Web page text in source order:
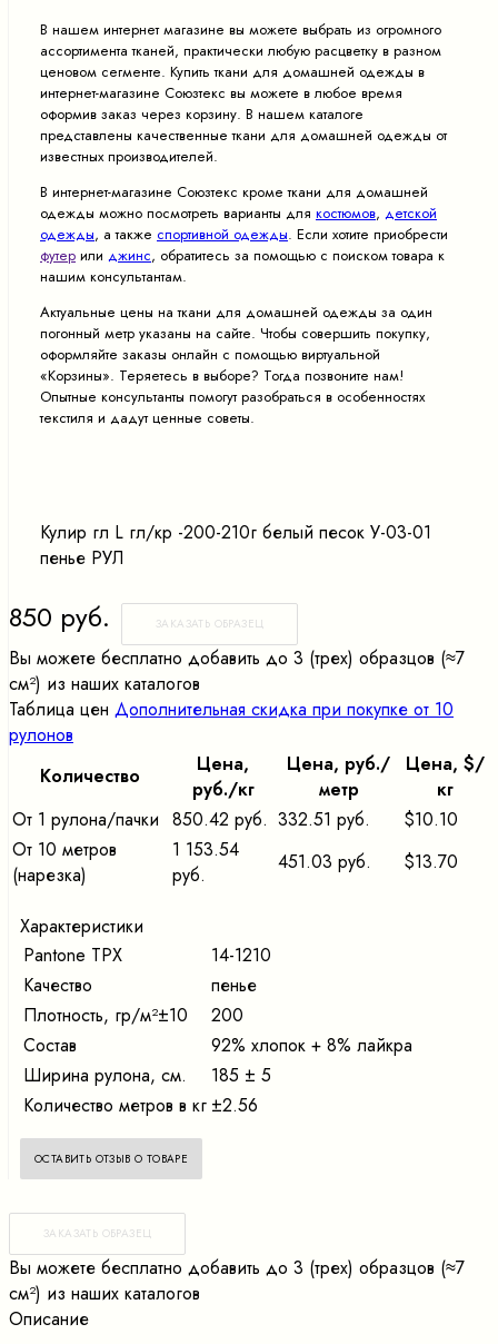
В нашем интернет магазине вы можете выбрать из огромного
ассортимента тканей, практически любую расцветку в разном
ценовом сегменте. Купить ткани для домашней одежды в
интернет-магазине Союзтекс вы можете в любое время
оформив заказ через корзину. В нашем каталоге
представлены качественные ткани для домашней одежды от
известных производителей.
В интернет-магазине Союзтекс кроме ткани для домашней
одежды можно посмотреть варианты для костюмов, детской
одежды, а также спортивной одежды. Если хотите приобрести
футер или джинс, обратитесь за помощью с поиском товара к
нашим консультантам.
Актуальные цены на ткани для домашней одежды за один
погонный метр указаны на сайте. Чтобы совершить покупку,
оформляйте заказы онлайн с помощью виртуальной
«Корзины». Теряетесь в выборе? Тогда позвоните нам!
Опытные консультанты помогут разобраться в особенностях
текстиля и дадут ценные советы.
Кулир гл L гл/кр -200-210г белый песок У-03-01
пенье РУЛ
850 руб. ЗАКАЗАТЬ ОБРАЗЕЦ
Вы можете бесплатно добавить до 3 (трех) образцов (≈7
cм²) из наших каталогов
Таблица цен Дополнительная скидка при покупке от 10
рулонов
Количество
Цена,
pуб./кг
Цена, pуб./
метр
Цена, $/
кг
От 1 рулона/пачки 850.42 руб. 332.51 руб.
$10.10
От 10 метров
(нарезка)
1 153.54
руб.
451.03 руб. $13.70
Характеристики
Pantone TPX
14-1210
Качество
пенье
Плотность, гр/м²±10
200
Состав
92% хлопок + 8% лайкра
Ширина рулона, см.
185 ± 5
Количество метров в кг ±2.56
ОСТАВИТЬ ОТЗЫВ О ТОВАРЕ
ЗАКАЗАТЬ ОБРАЗЕЦ
Вы можете бесплатно добавить до 3 (трех) образцов (≈7
cм²) из наших каталогов
Описание